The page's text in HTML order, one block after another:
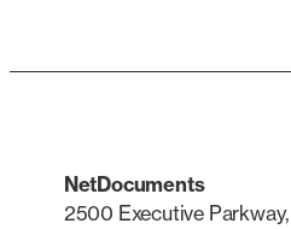
NetDocuments
2500 Executive